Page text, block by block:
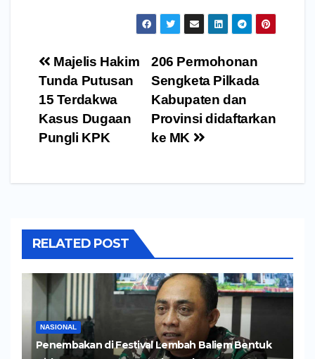
Navigasi
pos
206 Permohonan
Sengketa Pilkada
Kabupaten dan
Provinsi didaftarkan
ke MK
Majelis Hakim
Tunda Putusan
15 Terdakwa
Kasus Dugaan
Pungli KPK
RELATED POST
NASIONAL
Penembakan di Festival Lembah Baliem Bentuk